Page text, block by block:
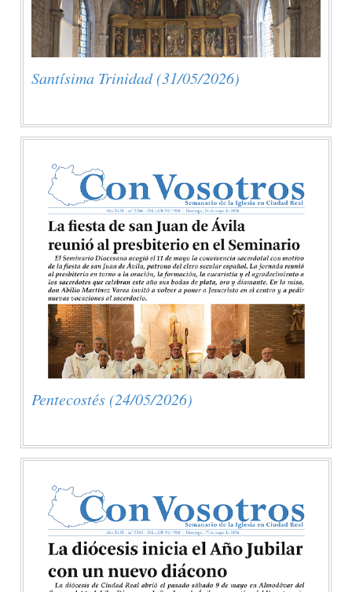
Santísima Trinidad (31/05/2026)
Pentecostés (24/05/2026)